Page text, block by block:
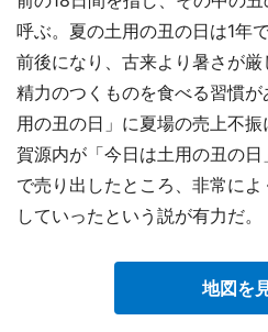
呼ぶ。夏の土用の丑の日は1年
前後になり、古来より暑さが
精力のつくものを食べる習慣
用の丑の日」に夏場の売上不
賀源内が「今日は土用の丑の
で売り出したところ、非常に
していったという説が有力だ。
地図を